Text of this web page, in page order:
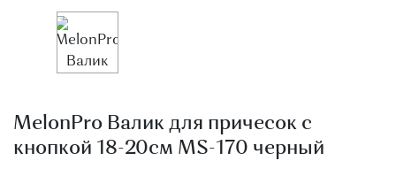
MelonPro Валик для причесок с
кнопкой 18-20см MS-170 черный